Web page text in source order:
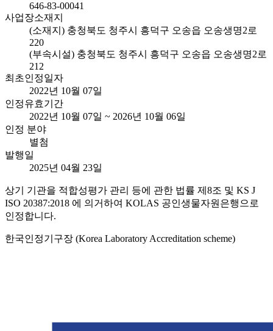
646-83-00041
사업장소재지
(소재지) 충청북도 청주시 흥덕구 오송읍 오송생명2로
220
(부속시설) 충청북도 청주시 흥덕구 오송읍 오송생명2로
212
최초인정일자
2022년 10월 07일
인정유효기간
2022년 10월 07일 ~ 2026년 10월 06일
인정 분야
별첨
발행일
2025년 04월 23일
상기 기관을 적합성평가 관리 등에 관한 법률 제8조 및 KS J
ISO 20387:2018 에 의거하여 KOLAS 공인생물자원은행으로
인정합니다.
한국인정기구장 (Korea Laboratory Accreditation scheme)